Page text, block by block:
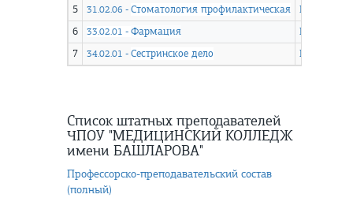
5
31.02.06 - Стоматология профилактическая
6
33.02.01 - Фармация
7
34.02.01 - Сестринское дело
Список штатных преподавателей
ЧПОУ "МЕДИЦИНСКИЙ КОЛЛЕДЖ
имени БАШЛАРОВА"
Профессорско-преподавательский состав
(полный)